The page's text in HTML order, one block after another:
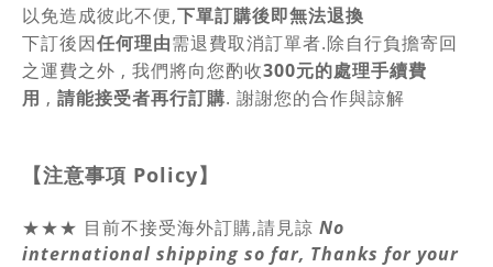
以免造成彼此不便,下單訂購後即無法退換
下訂後因任何理由需退費取消訂單者.除自行負擔寄回
之運費之外 , 我們將向您酌收300元的處理手續費
用 , 請能接受者再行訂購. 謝謝您的合作與諒解
【注意事項 Policy】
★★★ 目前不接受海外訂購,請見諒 No
international shipping so far, Thanks for your